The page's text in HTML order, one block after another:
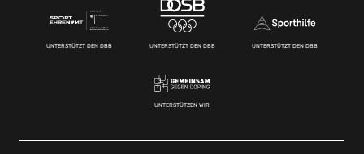
UNTERSTÜTZT DEN DBB UNTERSTÜTZT DEN DBB UNTERSTÜTZT DEN DBB
UNTERSTÜTZEN WIR